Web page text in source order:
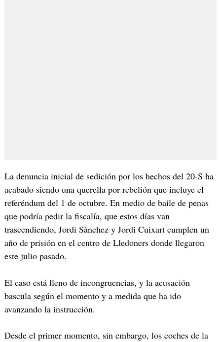
La denuncia inicial de sedición por los hechos del 20-S ha
acabado siendo una querella por rebelión que incluye el
referéndum del 1 de octubre. En medio de baile de penas
que podría pedir la fiscalía, que estos días van
trascendiendo, Jordi Sànchez y Jordi Cuixart cumplen un
año de prisión en el centro de Lledoners donde llegaron
este julio pasado.
El caso está lleno de incongruencias, y la acusación
bascula según el momento y a medida que ha ido
avanzando la instrucción.
Desde el primer momento, sin embargo, los coches de la